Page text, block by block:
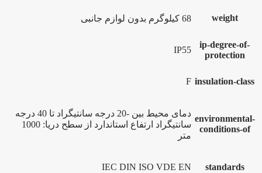
weight 68 کیلوگرم بدون لوازم جانبی
ip-degree-of-
protection
IP55
insulation-class
F
environmental-
conditions-of
دمای محیط بین -20 درجه سانتیگراد تا 40 درجه
سانتیگراد ارتفاع استاندارد از سطح دریا: 1000
متر
standards
IEC DIN ISO VDE EN